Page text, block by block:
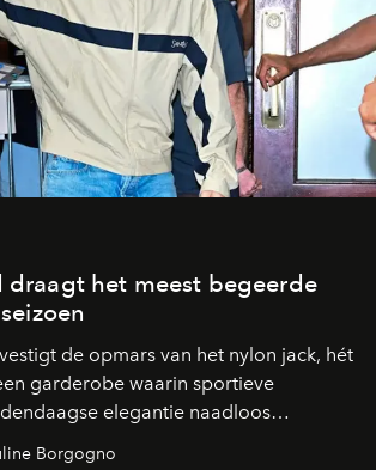
draagt het meest begeerde
de opmars van het nylon jack, hét
garderobe waarin sportieve
elegantie naadloos
Borgogno